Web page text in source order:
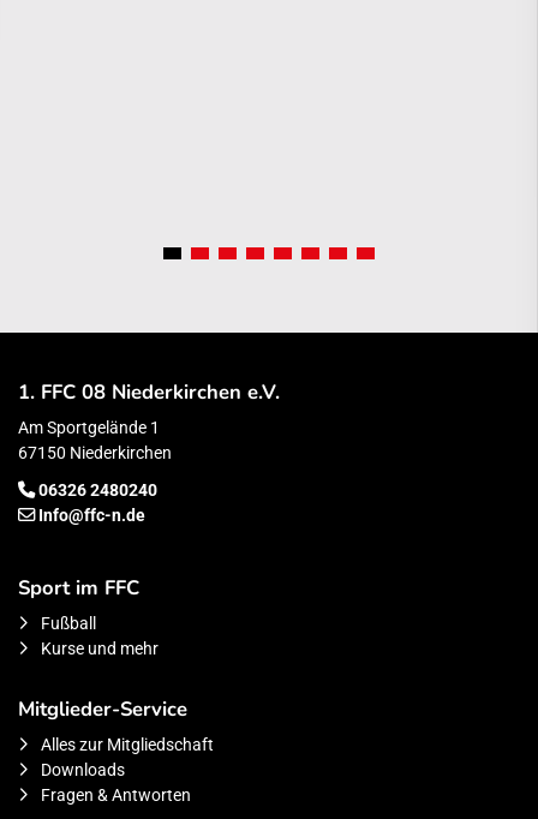
1. FFC 08 Niederkirchen e.V.
Am Sportgelände 1
67150 Niederkirchen
06326 2480240
Info@ffc-n.de
Sport im FFC
Fußball
Kurse und mehr
Mitglieder-Service
Alles zur Mitgliedschaft
Downloads
Fragen & Antworten